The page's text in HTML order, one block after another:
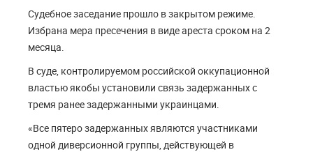
Судебное заседание прошло в закрытом режиме.
Избрана мера пресечения в виде ареста сроком на 2
месяца.
В суде, контролируемом российской оккупационной
властью якобы установили связь задержанных с
тремя ранее задержанными украинцами.
«Все пятеро задержанных являются участниками
одной диверсионной группы, действующей в